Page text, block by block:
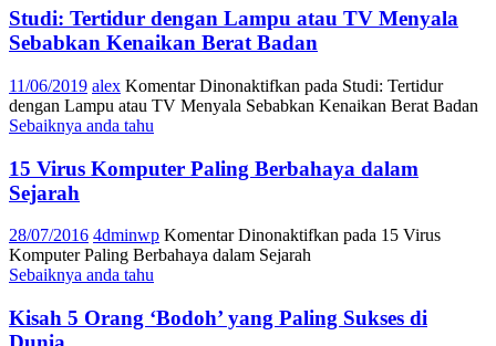
Studi: Tertidur dengan Lampu atau TV Menyala
Sebabkan Kenaikan Berat Badan
11/06/2019 alex Komentar Dinonaktifkan pada Studi: Tertidur
dengan Lampu atau TV Menyala Sebabkan Kenaikan Berat Badan
Sebaiknya anda tahu
15 Virus Komputer Paling Berbahaya dalam
Sejarah
28/07/2016 4dminwp Komentar Dinonaktifkan pada 15 Virus
Komputer Paling Berbahaya dalam Sejarah
Sebaiknya anda tahu
Kisah 5 Orang ‘Bodoh’ yang Paling Sukses di